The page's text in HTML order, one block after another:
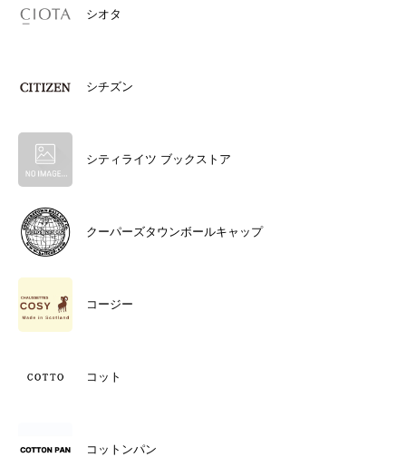
シオタ
シチズン
シティライツ ブックストア
クーパーズタウンボールキャップ
コージー
コット
コットンパン